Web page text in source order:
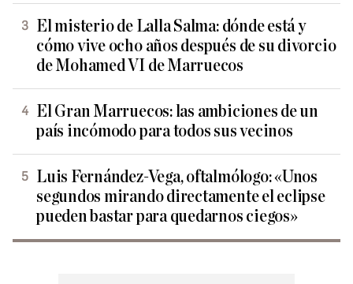
El misterio de Lalla Salma: dónde está y
cómo vive ocho años después de su divorcio
de Mohamed VI de Marruecos
El Gran Marruecos: las ambiciones de un
país incómodo para todos sus vecinos
Luis Fernández-Vega, oftalmólogo: «Unos
segundos mirando directamente el eclipse
pueden bastar para quedarnos ciegos»